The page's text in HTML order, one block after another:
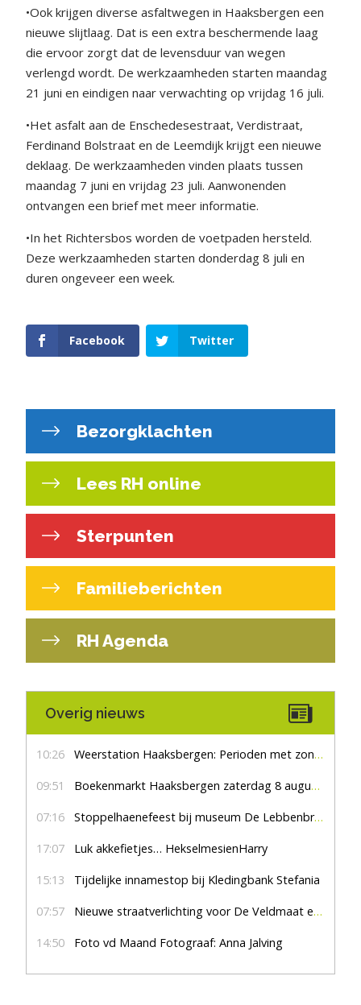
•Ook krijgen diverse asfaltwegen in Haaksbergen een
nieuwe slijtlaag. Dat is een extra beschermende laag
die ervoor zorgt dat de levensduur van wegen
verlengd wordt. De werkzaamheden starten maandag
21 juni en eindigen naar verwachting op vrijdag 16 juli.
•Het asfalt aan de Enschedesestraat, Verdistraat,
Ferdinand Bolstraat en de Leemdijk krijgt een nieuwe
deklaag. De werkzaamheden vinden plaats tussen
maandag 7 juni en vrijdag 23 juli. Aanwonenden
ontvangen een brief met meer informatie.
•In het Richtersbos worden de voetpaden hersteld.
Deze werkzaamheden starten donderdag 8 juli en
duren ongeveer een week.
Facebook Twitter
Bezorgklachten
Lees RH online
Sterpunten
Familieberichten
RH Agenda
Overig nieuws
10:26 Weerstation Haaksbergen: Perioden met zon en droog
09:51 Boekenmarkt Haaksbergen zaterdag 8 augustus, marktplein Haaksbergen
07:16 Stoppelhaenefeest bij museum De Lebbenbrugge
17:07 Luk akkefietjes… HekselmesienHarry
15:13 Tijdelijke innamestop bij Kledingbank Stefania
07:57 Nieuwe straatverlichting voor De Veldmaat en De Pas
14:50 Foto vd Maand Fotograaf: Anna Jalving